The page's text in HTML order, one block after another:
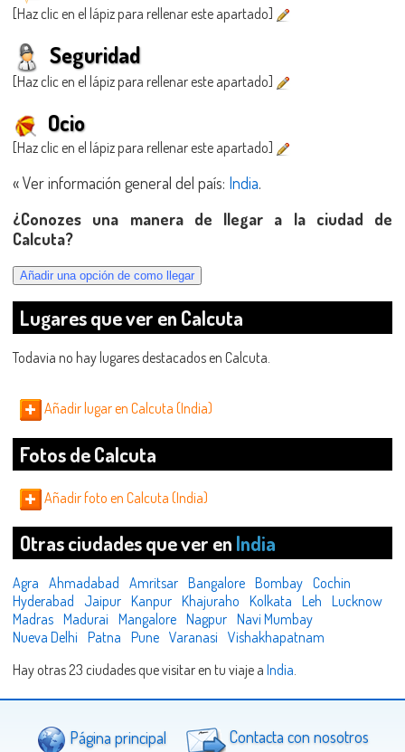
[Haz clic en el lápiz para rellenar este apartado]
Seguridad
[Haz clic en el lápiz para rellenar este apartado]
Ocio
[Haz clic en el lápiz para rellenar este apartado]
« Ver información general del país: India.
¿Conozes una manera de llegar a la ciudad de
Calcuta?
Lugares que ver en Calcuta
Todavia no hay lugares destacados en Calcuta.
Añadir lugar en Calcuta (India)
Fotos de Calcuta
Añadir foto en Calcuta (India)
Otras ciudades que ver en India
Agra Ahmadabad Amritsar Bangalore Bombay Cochin
Hyderabad
Jaipur Kanpur Khajuraho Kolkata Leh Lucknow
Madras Madurai Mangalore Nagpur Navi Mumbay
Nueva Delhi Patna Pune Varanasi Vishakhapatnam
Hay otras 23 ciudades que visitar en tu viaje a India.
Página principal Contacta con nosotros